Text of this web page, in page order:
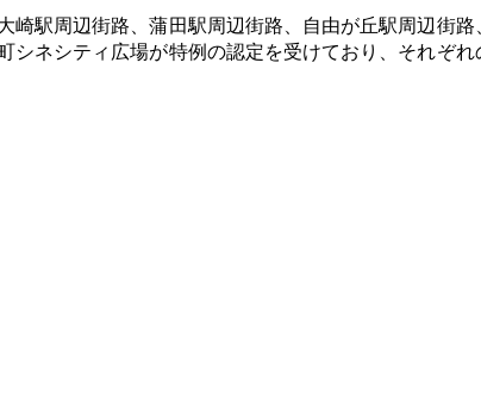
駅周辺街路、蒲田駅周辺街路、自由が丘駅周辺街路
ネシティ広場が特例の認定を受けており、それぞ